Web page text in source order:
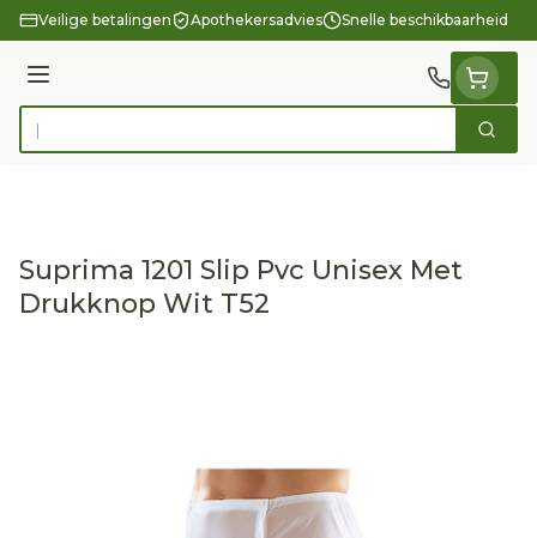
Ga naar de inhoud
Veilige betalingen Apothekersadvies Snelle beschikbaarheid
Menu
Product, merk, categorie... Zoek
Suprima 1201 Slip Pvc Unisex Met
Drukknop Wit T52